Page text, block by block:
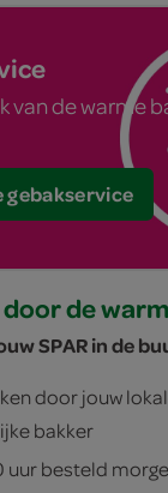
van de warme
gebakservice
de
SPAR in de
door jouw
bakker
besteld